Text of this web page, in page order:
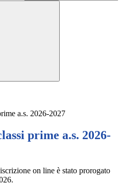
a.s. 2026-2027
prime a.s. 2026-
on line è stato prorogato
.